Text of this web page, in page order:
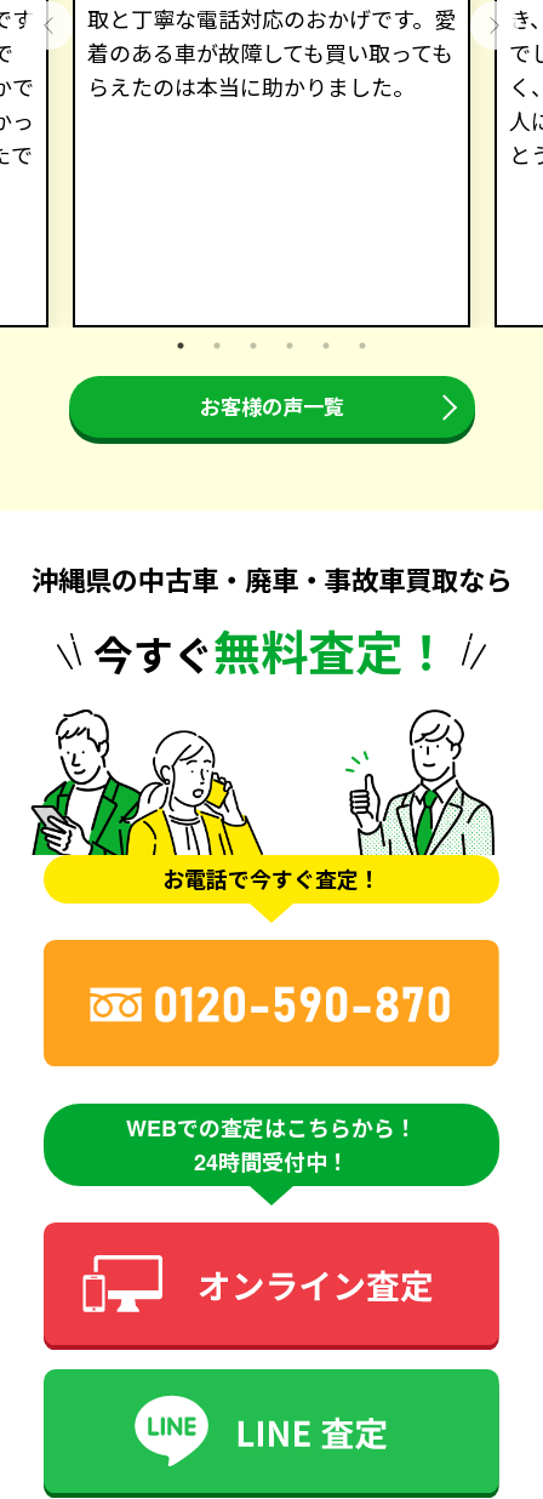
す
で
っ
で
取と丁寧な電話対応のおかげです。愛
着のある車が故障しても買い取っても
らえたのは本当に助かりました。
き
で
く
人
と
お客様の声一覧
沖縄県の中古車・廃車・事故車買取なら
今すぐ無料査定！
お電話で今すぐ査定！
WEBでの査定はこちらから！
24時間受付中！